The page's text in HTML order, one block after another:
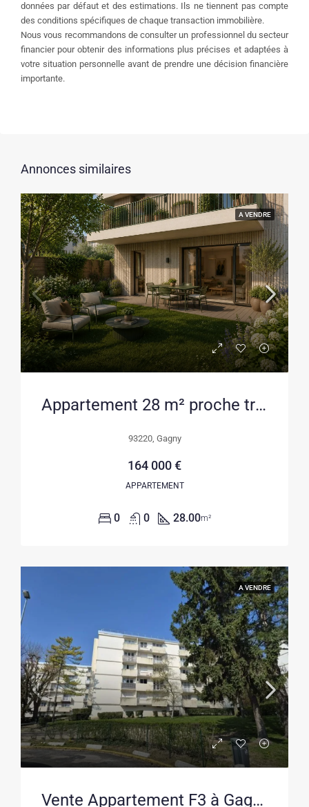
données par défaut et des estimations. Ils ne tiennent pas compte
des conditions spécifiques de chaque transaction immobilière.
Nous vous recommandons de consulter un professionnel du secteur
financier pour obtenir des informations plus précises et adaptées à
votre situation personnelle avant de prendre une décision financière
importante.
Annonces similaires
A VENDRE
Appartement 28 m² proche transports et commodités à Gagny
93220, Gagny
164 000 €
APPARTEMENT
0 0 28.00m²
A VENDRE
Vente Appartement F3 à Gagny avec Balcon et Parking